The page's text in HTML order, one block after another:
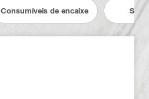
Consumíveis de encaixe